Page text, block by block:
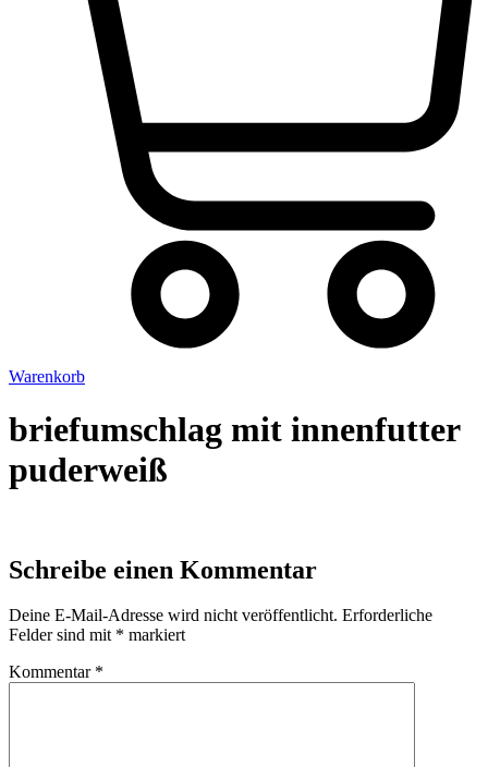
Warenkorb
briefumschlag mit innenfutter
puderweiß
Schreibe einen Kommentar
Deine E-Mail-Adresse wird nicht veröffentlicht. Erforderliche
Felder sind mit * markiert
Kommentar *